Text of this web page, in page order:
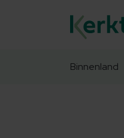
Binnenland